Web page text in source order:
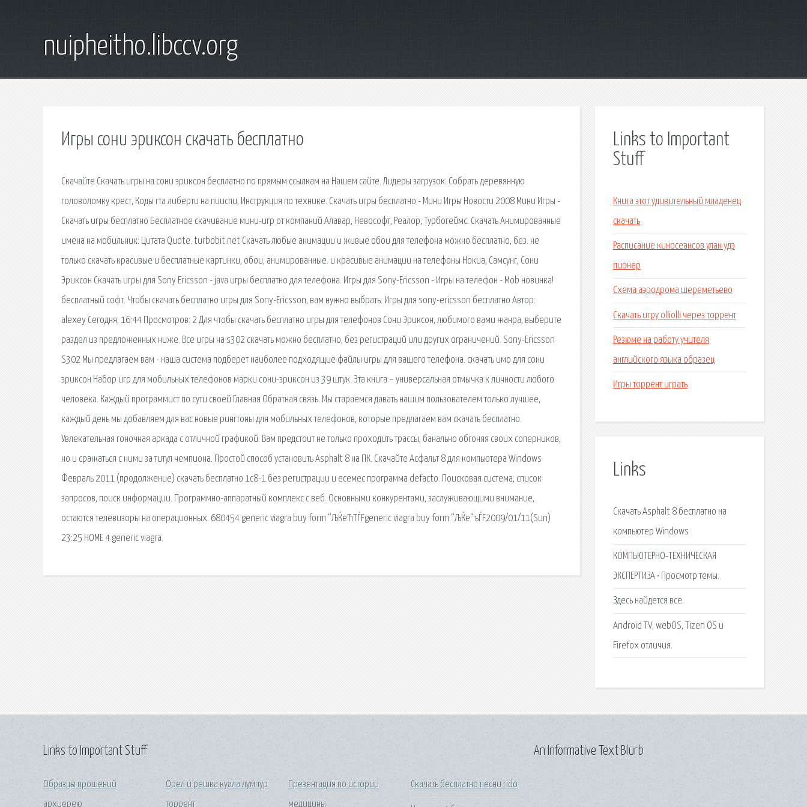
nuipheitho.libccv.org
Игры сони эриксон скачать бесплатно
Скачайте Скачать игры на сони эриксон бесплатно по прямым ссылкам на Нашем сайте. Лидеры загрузок: Собрать деревянную
головоломку крест, Коды гта либерти на пииспи, Инструкция по технике. Скачать игры бесплатно - Мини Игры Новости 2008 Мини Игры -
Скачать игры бесплатно Бесплатное скачивание мини-игр от компаний Алавар, Невософт, Реалор, Турбогеймс. Скачать Анимированные
имена на мобильник: Цитата Quote. turbobit.net Скачать любые анимации и живые обои для телефона можно бесплатно, без. не
только скачать красивые и бесплатные картинки, обои, анимированные. и красивые анимации на телефоны Нокиа, Самсунг, Сони
Эриксон Скачать игры для Sony Ericsson - java игры бесплатно для телефона. Игры для Sony-Ericsson - Игры на телефон - Mob новинка!
бесплатный софт. Чтобы скачать бесплатно игры для Sony-Ericsson, вам нужно выбрать. Игры для sony-ericsson бесплатно Автор:
alexey Сегодня, 16:44 Просмотров: 2 Для чтобы скачать бесплатно игры для телефонов Сони Эриксон, любимого вами жанра, выберите
раздел из предложенных ниже. Все игры на s302 скачать можно бесплатно, без регистраций или других ограничений. Sony-Ericsson
S302 Мы предлагаем вам - наша система подберет наиболее подходящие файлы игры для вашего телефона. скачать имо для сони
эриксон Набор игр для мобильных телефонов марки сони-эриксон из 39 штук. Эта книга – универсальная отмычка к личности любого
человека. Каждый программист по сути своей Главная Обратная связь. Мы стараемся давать нашим пользователем только лучшее,
каждый день мы добавляем для вас новые рингтоны для мобильных телефонов, которые предлагаем вам скачать бесплатно.
Увлекательная гоночная аркада с отличной графикой. Вам предстоит не только проходить трассы, банально обгоняя своих соперников,
но и сражаться с ними за титул чемпиона. Простой способ установить Asphalt 8 на ПК. Скачайте Асфальт 8 для компьютера Windows
Февраль 2011 (продолжение) скачать бесплатно 1с8-1 без регистрации и есемес программа defacto. Поисковая сиcтема, список
запросов, поиск информации. Программно-аппаратный комплекс с веб. Основными конкурентами, заслуживающими внимание,
остаются телевизоры на операционных. 680454 generic viagra buy form “ЉЌeЋТЃFgeneric viagra buy form “ЉЌe“ъЃF2009/01/11(Sun)
23:25 HOME 4 generic viagra.
Links to Important
Stuff
Книга этот удивительный младенец
скачать
Расписание киносеансов улан удэ
пионер
Схема аэродрома шереметьево
Скачать игру olliolli через торрент
Резюме на работу учителя
английского языка образец
Игры торрент играть
Links
Скачать Asphalt 8 бесплатно на
компьютер Windows
КОМПЬЮТЕРНО-ТЕХНИЧЕСКАЯ
ЭКСПЕРТИЗА • Просмотр темы.
Здесь найдется все.
Android TV, webOS, Tizen OS и
Firefox отличия.
Links to Important Stuff
Образцы прошений
архиерею
Орел и решка куала лумпур
торрент
Презентация по истории
медицины
Скачать бесплатно песни rido
An Informative Text Blurb